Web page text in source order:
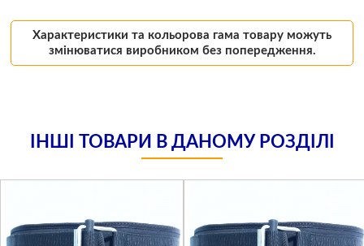
Характеристики та кольорова гама товару можуть
змінюватися виробником без попередження.
ІНШІ ТОВАРИ В ДАНОМУ РОЗДІЛІ